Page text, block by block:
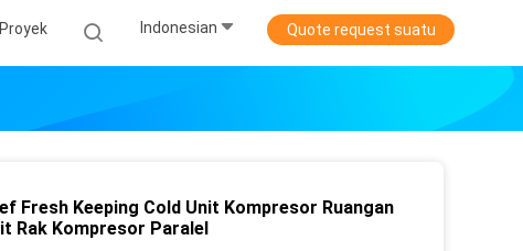
Indonesian Quote request suatu
Fresh Keeping Cold Unit Kompresor Ruangan
Rak Kompresor Paralel